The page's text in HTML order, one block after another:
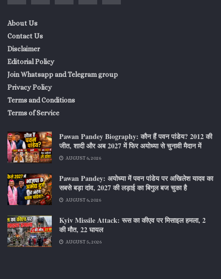
About Us
Contact Us
Disclaimer
Editorial Policy
Join Whatsapp and Telegram group
Privacy Policy
Terms and Conditions
Terms of Service
Pawan Pandey Biography: कौन हैं पवन पांडेय? 2012 की
जीत, शादी और अब 2027 में फिर अयोध्या से चुनावी मैदान में
AUGUST 6, 2026
Pawan Pandey: अयोध्या में पवन पांडेय पर अखिलेश यादव का
सबसे बड़ा दांव, 2027 की लड़ाई का बिगुल बज चुका है
AUGUST 6, 2026
Kyiv Missile Attack: रूस का कीएव पर मिसाइल हमला, 2
की मौत, 22 घायल
AUGUST 5, 2026